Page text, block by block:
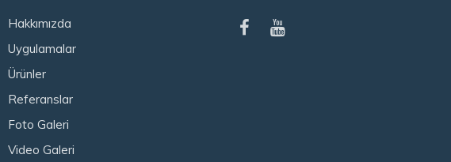
Hakkımızda
Uygulamalar
Ürünler
Referanslar
Foto Galeri
Video Galeri